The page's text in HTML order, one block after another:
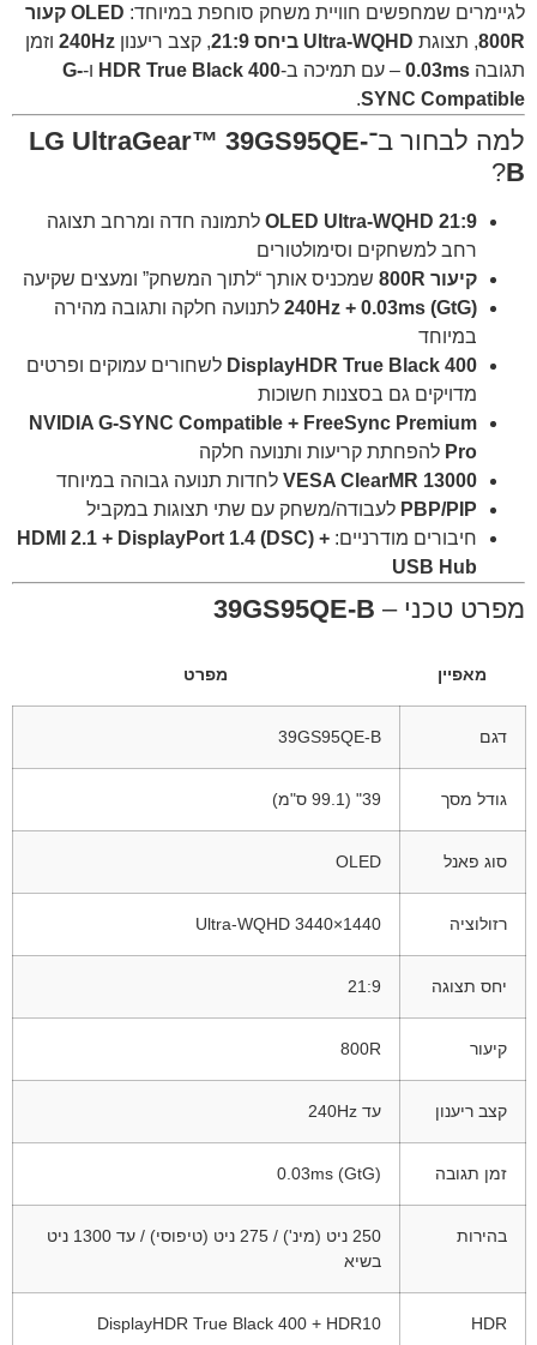
לגיימרים שמחפשים חוויית משחק סוחפת במיוחד:
OLED קעור
800R, תצוגת Ultra-WQHD ביחס 21:9 , קצב ריענון 240Hz וזמן
תגובה 0.03ms – עם תמיכה ב-HDR True Black 400 ו-G-
SYNC Compatible
.
למה לבחור ב־LG UltraGear™ 39GS95QE-
B
?
OLED Ultra-WQHD 21:9 לתמונה חדה ומרחב תצוגה
רחב למשחקים וסימולטורים
קיעור 800R
שמכניס אותך “לתוך המשחק” ומעצים שקיעה
240Hz + 0.03ms (GtG) לתנועה חלקה ותגובה מהירה
במיוחד
DisplayHDR True Black 400 לשחורים עמוקים ופרטים
מדויקים גם בסצנות חשוכות
NVIDIA G-SYNC Compatible + FreeSync Premium
Pro להפחתת קריעות ותנועה חלקה
VESA ClearMR 13000 לחדות תנועה גבוהה במיוחד
PBP/PIP לעבודה/משחק עם שתי תצוגות במקביל
חיבורים מודרניים: HDMI 2.1 + DisplayPort 1.4 (DSC) +
USB Hub
מפרט טכני – 39GS95QE-B
מאפיין מפרט
דגם 39GS95QE-B
גודל מסך 39" (99.1 ס"מ)
סוג פאנל OLED
רזולוציה Ultra-WQHD 3440×1440
יחס תצוגה 21:9
קיעור 800R
קצב ריענון עד 240Hz
זמן תגובה 0.03ms (GtG)
בהירות
250 ניט (מינ') / 275 ניט (טיפוסי) / עד 1300 ניט
בשיא
HDR
DisplayHDR True Black 400 + HDR10